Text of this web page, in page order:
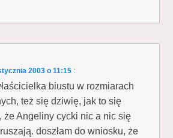
2003 o 11:15 :
biustu w rozmiarach
też się dziwię, jak to się
że Angeliny cycki nic a nic się
doszłam do wniosku, że